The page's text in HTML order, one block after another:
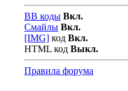
BB коды Вкл.
Смайлы Вкл.
[IMG] код Вкл.
HTML код Выкл.
Правила форума